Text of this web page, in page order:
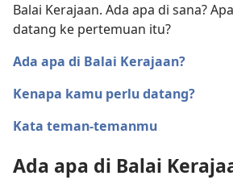
Balai Kerajaan. Ada apa di sana?
datang ke pertemuan itu?
Ada apa di Balai Kerajaan?
Kenapa kamu perlu datang?
Kata teman-temanmu
Ada apa di Balai